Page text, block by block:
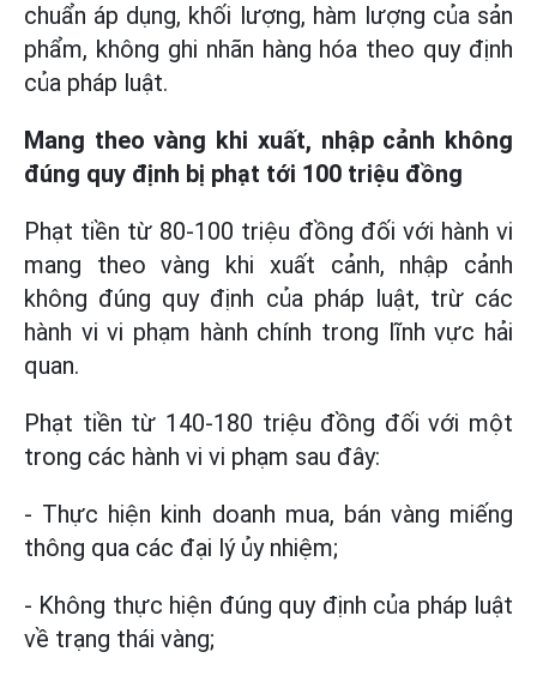
chuẩn áp dụng, khối lượng, hàm lượng của sản
phẩm, không ghi nhãn hàng hóa theo quy định
của pháp luật.
Mang theo vàng khi xuất, nhập cảnh không
đúng quy định bị phạt tới 100 triệu đồng
Phạt tiền từ 80-100 triệu đồng đối với hành vi
mang theo vàng khi xuất cảnh, nhập cảnh
không đúng quy định của pháp luật, trừ các
hành vi vi phạm hành chính trong lĩnh vực hải
quan.
Phạt tiền từ 140-180 triệu đồng đối với một
trong các hành vi vi phạm sau đây:
- Thực hiện kinh doanh mua, bán vàng miếng
thông qua các đại lý ủy nhiệm;
- Không thực hiện đúng quy định của pháp luật
về trạng thái vàng;